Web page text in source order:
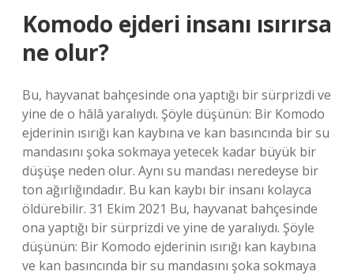
Komodo ejderi insanı ısırırsa
ne olur?
Bu, hayvanat bahçesinde ona yaptığı bir sürprizdi ve
yine de o hâlâ yaralıydı. Şöyle düşünün: Bir Komodo
ejderinin ısırığı kan kaybına ve kan basıncında bir su
mandasını şoka sokmaya yetecek kadar büyük bir
düşüşe neden olur. Aynı su mandası neredeyse bir
ton ağırlığındadır. Bu kan kaybı bir insanı kolayca
öldürebilir. 31 Ekim 2021 Bu, hayvanat bahçesinde
ona yaptığı bir sürprizdi ve yine de yaralıydı. Şöyle
düşünün: Bir Komodo ejderinin ısırığı kan kaybına
ve kan basıncında bir su mandasını şoka sokmaya